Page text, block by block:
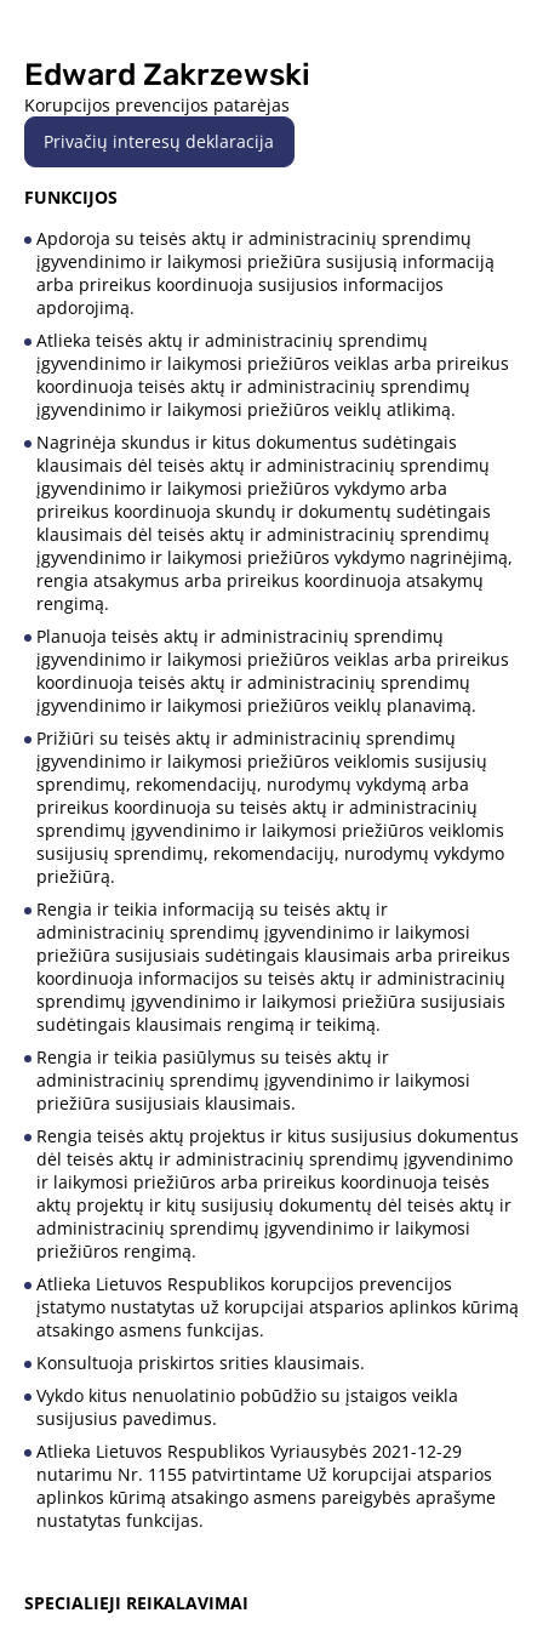
Edward Zakrzewski
Korupcijos prevencijos patarėjas
Privačių interesų deklaracija
FUNKCIJOS
Apdoroja su teisės aktų ir administracinių sprendimų
įgyvendinimo ir laikymosi priežiūra susijusią informaciją
arba prireikus koordinuoja susijusios informacijos
apdorojimą.
Atlieka teisės aktų ir administracinių sprendimų
įgyvendinimo ir laikymosi priežiūros veiklas arba prireikus
koordinuoja teisės aktų ir administracinių sprendimų
įgyvendinimo ir laikymosi priežiūros veiklų atlikimą.
Nagrinėja skundus ir kitus dokumentus sudėtingais
klausimais dėl teisės aktų ir administracinių sprendimų
įgyvendinimo ir laikymosi priežiūros vykdymo arba
prireikus koordinuoja skundų ir dokumentų sudėtingais
klausimais dėl teisės aktų ir administracinių sprendimų
įgyvendinimo ir laikymosi priežiūros vykdymo nagrinėjimą,
rengia atsakymus arba prireikus koordinuoja atsakymų
rengimą.
Planuoja teisės aktų ir administracinių sprendimų
įgyvendinimo ir laikymosi priežiūros veiklas arba prireikus
koordinuoja teisės aktų ir administracinių sprendimų
įgyvendinimo ir laikymosi priežiūros veiklų planavimą.
Prižiūri su teisės aktų ir administracinių sprendimų
įgyvendinimo ir laikymosi priežiūros veiklomis susijusių
sprendimų, rekomendacijų, nurodymų vykdymą arba
prireikus koordinuoja su teisės aktų ir administracinių
sprendimų įgyvendinimo ir laikymosi priežiūros veiklomis
susijusių sprendimų, rekomendacijų, nurodymų vykdymo
priežiūrą.
Rengia ir teikia informaciją su teisės aktų ir
administracinių sprendimų įgyvendinimo ir laikymosi
priežiūra susijusiais sudėtingais klausimais arba prireikus
koordinuoja informacijos su teisės aktų ir administracinių
sprendimų įgyvendinimo ir laikymosi priežiūra susijusiais
sudėtingais klausimais rengimą ir teikimą.
Rengia ir teikia pasiūlymus su teisės aktų ir
administracinių sprendimų įgyvendinimo ir laikymosi
priežiūra susijusiais klausimais.
Rengia teisės aktų projektus ir kitus susijusius dokumentus
dėl teisės aktų ir administracinių sprendimų įgyvendinimo
ir laikymosi priežiūros arba prireikus koordinuoja teisės
aktų projektų ir kitų susijusių dokumentų dėl teisės aktų ir
administracinių sprendimų įgyvendinimo ir laikymosi
priežiūros rengimą.
Atlieka Lietuvos Respublikos korupcijos prevencijos
įstatymo nustatytas už korupcijai atsparios aplinkos kūrimą
atsakingo asmens funkcijas.
Konsultuoja priskirtos srities klausimais.
Vykdo kitus nenuolatinio pobūdžio su įstaigos veikla
susijusius pavedimus.
Atlieka Lietuvos Respublikos Vyriausybės 2021-12-29
nutarimu Nr. 1155 patvirtintame Už korupcijai atsparios
aplinkos kūrimą atsakingo asmens pareigybės aprašyme
nustatytas funkcijas.
SPECIALIEJI REIKALAVIMAI